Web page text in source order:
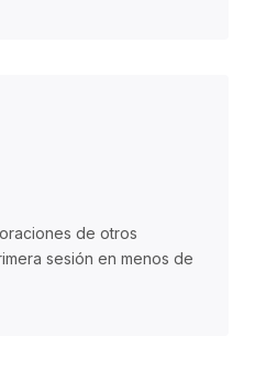
de otros
sesión en menos de